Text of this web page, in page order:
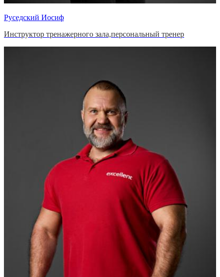
Руседский Иосиф
Инструктор тренажерного зала,персональный тренер